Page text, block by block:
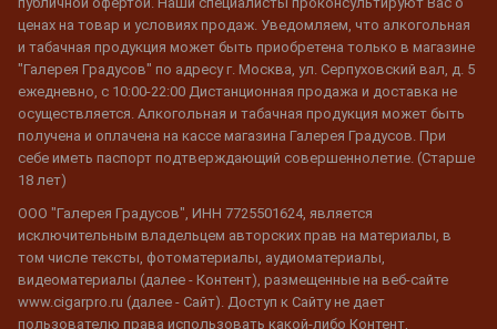
ценах на товар и условиях продаж. Уведомляем, что алкогольная
и табачная продукция может быть приобретена только в магазине
"Галерея Градусов" по адресу г. Москва, ул. Серпуховский вал, д. 5
ежедневно, с 10:00-22:00 Дистанционная продажа и доставка не
осуществляется. Алкогольная и табачная продукция может быть
получена и оплачена на кассе магазина Галерея Градусов. При
себе иметь паспорт подтверждающий совершеннолетие. (Старше
18 лет)
ООО "Галерея Градусов", ИНН 7725501624, является
исключительным владельцем авторских прав на материалы, в
том числе тексты, фотоматериалы, аудиоматериалы,
видеоматериалы (далее - Контент), размещенные на веб-сайте
www.cigarpro.ru (далее - Сайт). Доступ к Сайту не дает
пользователю права использовать какой-либо Контент,